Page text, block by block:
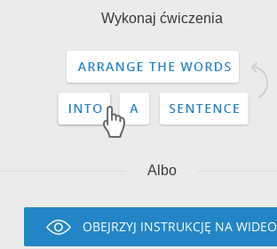
Wykonaj ćwiczenia
Albo
OBEJRZYJ INSTRUKCJĘ NA WIDEO